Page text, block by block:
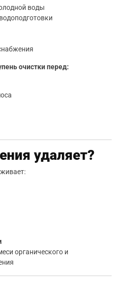
воды
очистки перед:
удаляет?
органического и